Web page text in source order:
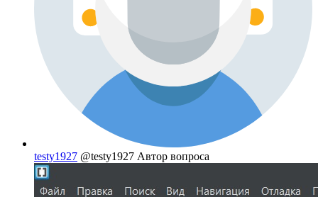
testy1927 @testy1927 Автор вопроса